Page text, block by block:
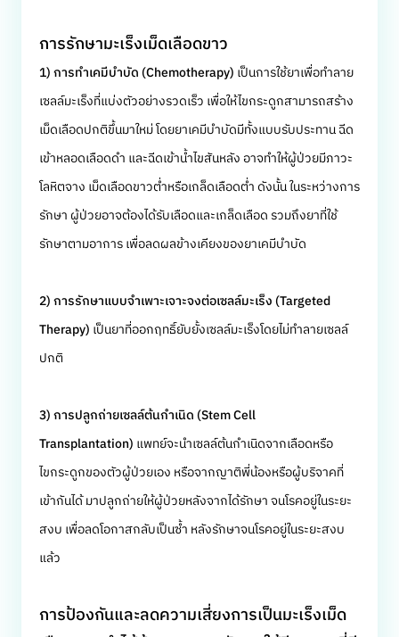
การรักษามะเร็งเม็ดเลือดขาว
1)การทำเคมีบำบัด(Chemotherapy) เป็นการใช้ยาเพื่อทำลาย
เซลล์มะเร็งที่แบ่งตัวอย่างรวดเร็ว เพื่อให้ไขกระดูกสามารถสร้าง
เม็ดเลือดปกติขึ้นมาใหม่ โดยยาเคมีบำบัดมีทั้งแบบรับประทาน ฉีด
เข้าหลอดเลือดดำ และฉีดเข้าน้ำไขสันหลัง อาจทำให้ผู้ป่วยมีภาวะ
โลหิตจาง เม็ดเลือดขาวต่ำหรือเกล็ดเลือดต่ำ ดังนั้น ในระหว่างการ
รักษา ผู้ป่วยอาจต้องได้รับเลือดและเกล็ดเลือด รวมถึงยาที่ใช้
รักษาตามอาการ เพื่อลดผลข้างเคียงของยาเคมีบำบัด
2)การรักษาแบบจำเพาะเจาะจงต่อเซลล์มะเร็ง(Targeted
Therapy) เป็นยาที่ออกฤทธิ์ยับยั้งเซลล์มะเร็งโดยไม่ทำลายเซลล์
ปกติ
3)การปลูกถ่ายเซลล์ต้นกำเนิด(Stem Cell
Transplantation) แพทย์จะนำเซลล์ต้นกำเนิดจากเลือดหรือ
ไขกระดูกของตัวผู้ป่วยเอง หรือจากญาติพี่น้องหรือผู้บริจาคที่
เข้ากันได้ มาปลูกถ่ายให้ผู้ป่วยหลังจากได้รักษา จนโรคอยู่ในระยะ
สงบ เพื่อลดโอกาสกลับเป็นซ้ำ หลังรักษาจนโรคอยู่ในระยะสงบ
แล้ว
การป้องกันและลดความเสี่ยงการเป็นมะเร็งเม็ด